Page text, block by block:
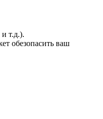
т.д.).
обезопасить ваш